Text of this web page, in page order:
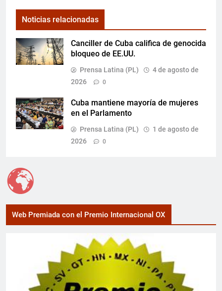
Noticias relacionadas
Canciller de Cuba califica de genocida
bloqueo de EE.UU.
Prensa Latina (PL)
4 de agosto de
2026
0
Cuba mantiene mayoría de mujeres
en el Parlamento
Prensa Latina (PL)
1 de agosto de
2026
0
Web Premiada con el Premio Internacional OX